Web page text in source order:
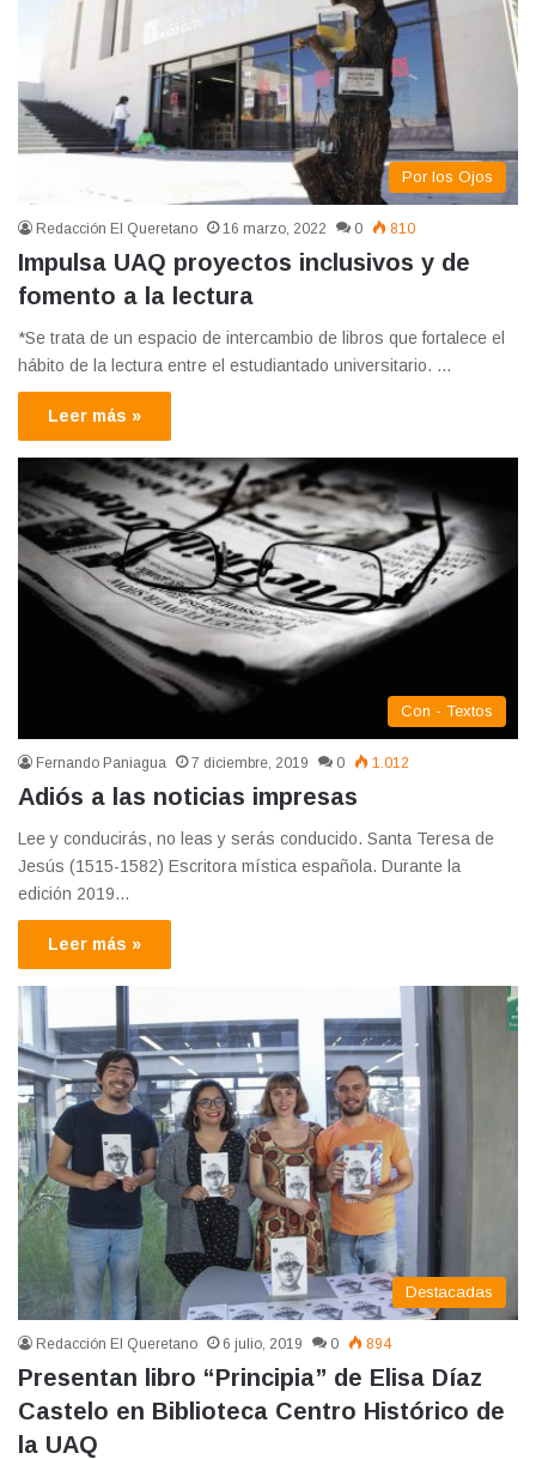
Por los Ojos
Redacción El Queretano 16 marzo, 2022 0 810
Impulsa UAQ proyectos inclusivos y de
fomento a la lectura
*Se trata de un espacio de intercambio de libros que fortalece el
hábito de la lectura entre el estudiantado universitario. …
Leer más »
Con - Textos
Fernando Paniagua 7 diciembre, 2019 0 1.012
Adiós a las noticias impresas
Lee y conducirás, no leas y serás conducido. Santa Teresa de
Jesús (1515-1582) Escritora mística española. Durante la
edición 2019…
Leer más »
Destacadas
Redacción El Queretano 6 julio, 2019 0 894
Presentan libro “Principia” de Elisa Díaz
Castelo en Biblioteca Centro Histórico de
la UAQ